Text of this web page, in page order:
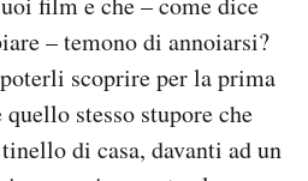
– temono di annoiarsi?
scoprire per la prima
stesso stupore che
di casa, davanti ad un